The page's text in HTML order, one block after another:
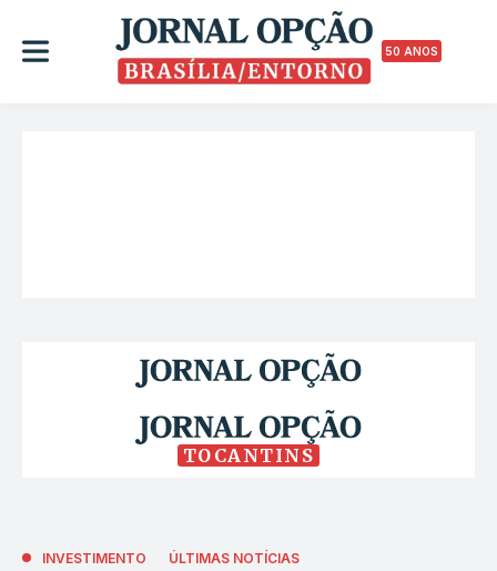
50 ANOS
TOCANTINS
INVESTIMENTO ÚLTIMAS NOTÍCIAS